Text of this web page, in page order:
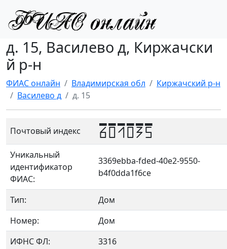
д. 15, Василево д, Киржачски
й р-н
ФИАС онлайн Владимирская обл
Киржачский р-н
Василево д
д. 15
Почтовый индекс 601035
Уникальный
идентификатор
ФИАС:
3369ebba-fded-40e2-9550-
b4f0dda1f6ce
Тип:
Дом
Номер:
Дом
ИФНС ФЛ:
3316